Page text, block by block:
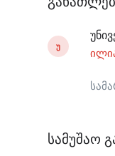
Უ
სამუშაო